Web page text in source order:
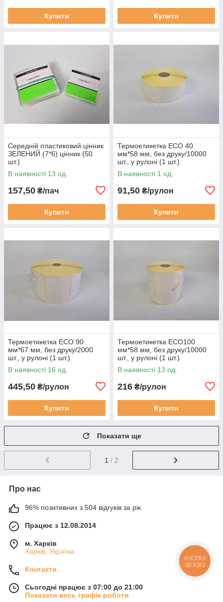
Купити Купити
Середній пластиковий цінник
ЗЕЛЕНИЙ (7*6) цінник (50
шт.)
В наявності 13 од.
157,50 ₴/пач
Купити
Термоетикетка ECO 40
мм*58 мм, без друку/10000
шт., у рулоні (1 шт.)
В наявності 1 од.
91,50 ₴/рулон
Купити
Термоетикетка ECO 90
мм*67 мм, без друку/2000
шт., у рулоні (1 шт.)
В наявності 16 од.
445,50 ₴/рулон
Купити
Термоетикетка ECO100
мм*58 мм, без друку/10000
шт., у рулоні (1 шт.)
В наявності 13 од.
216 ₴/рулон
Купити
Показати ще
1 / 2
Про нас
96% позитивних з 504 відгуків за рік
Працює з 12.08.2014
м. Харків
Харків, Україна
Контакти
Сьогодні працює з 07:00 до 21:00
Показати весь графік роботи
КНОПКА
ЗВ'ЯЗКУ